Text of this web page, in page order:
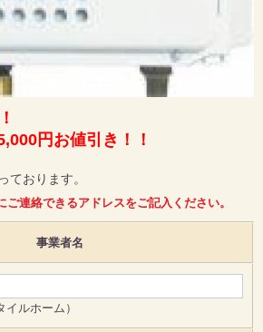
円お値引き！！
ております。
連絡できるアドレスをご記入ください。
事業者名
イルホーム）